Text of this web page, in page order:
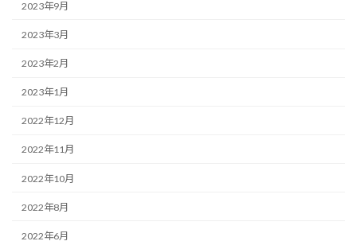
2023年9月
2023年3月
2023年2月
2023年1月
2022年12月
2022年11月
2022年10月
2022年8月
2022年6月